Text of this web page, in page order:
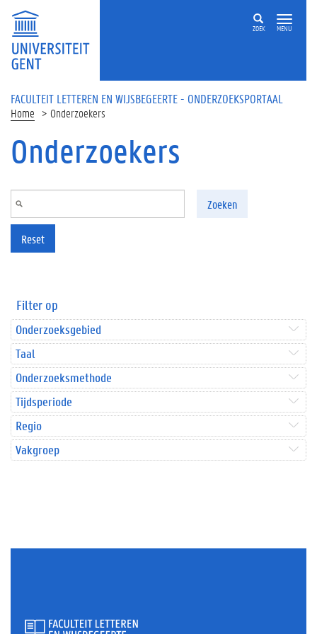
Overslaan en naar de inhoud gaan
ZOEK MENU
FACULTEIT LETTEREN EN WIJSBEGEERTE - ONDERZOEKSPORTAAL
Home Onderzoekers
Onderzoekers
Zoeken
Reset
Filter op
Onderzoeksgebied
Taal
Onderzoeksmethode
Tijdsperiode
Regio
Vakgroep